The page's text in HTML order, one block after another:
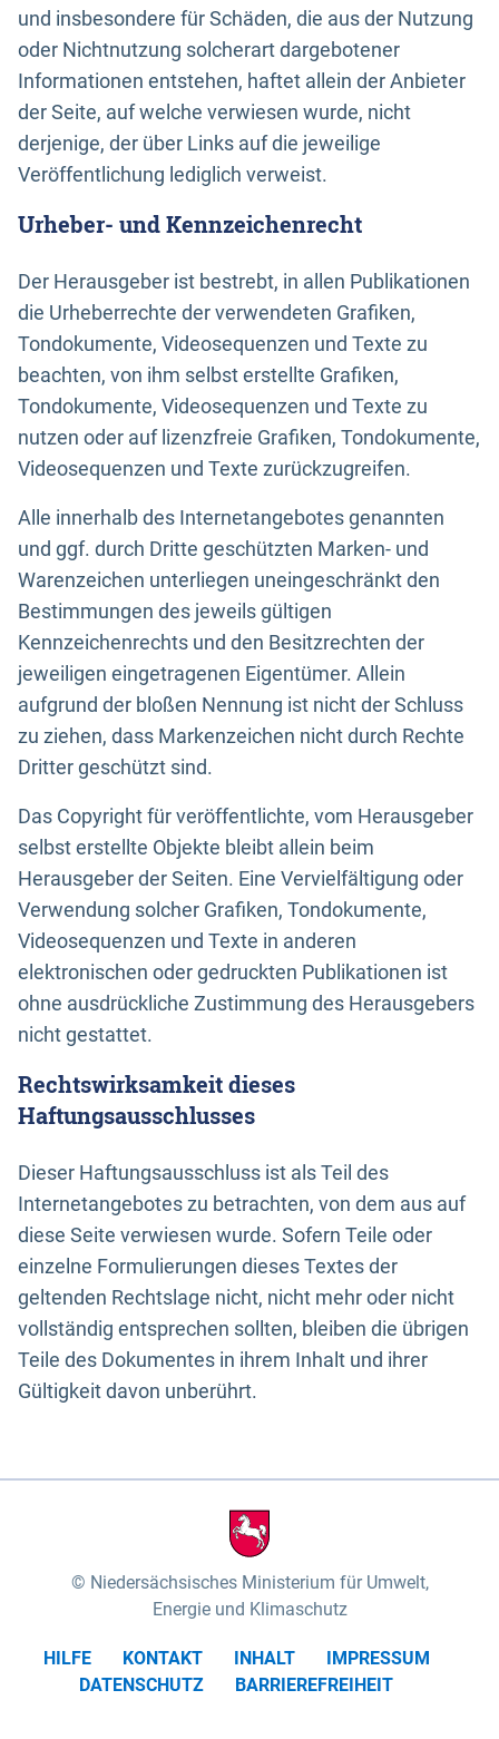
und insbesondere für Schäden, die aus der Nutzung
oder Nichtnutzung solcherart dargebotener
Informationen entstehen, haftet allein der Anbieter
der Seite, auf welche verwiesen wurde, nicht
derjenige, der über Links auf die jeweilige
Veröffentlichung lediglich verweist.
Urheber- und Kennzeichenrecht
Der Herausgeber ist bestrebt, in allen Publikationen
die Urheberrechte der verwendeten Grafiken,
Tondokumente, Videosequenzen und Texte zu
beachten, von ihm selbst erstellte Grafiken,
Tondokumente, Videosequenzen und Texte zu
nutzen oder auf lizenzfreie Grafiken, Tondokumente,
Videosequenzen und Texte zurückzugreifen.
Alle innerhalb des Internetangebotes genannten
und ggf. durch Dritte geschützten Marken- und
Warenzeichen unterliegen uneingeschränkt den
Bestimmungen des jeweils gültigen
Kennzeichenrechts und den Besitzrechten der
jeweiligen eingetragenen Eigentümer. Allein
aufgrund der bloßen Nennung ist nicht der Schluss
zu ziehen, dass Markenzeichen nicht durch Rechte
Dritter geschützt sind.
Das Copyright für veröffentlichte, vom Herausgeber
selbst erstellte Objekte bleibt allein beim
Herausgeber der Seiten. Eine Vervielfältigung oder
Verwendung solcher Grafiken, Tondokumente,
Videosequenzen und Texte in anderen
elektronischen oder gedruckten Publikationen ist
ohne ausdrückliche Zustimmung des Herausgebers
nicht gestattet.
Rechtswirksamkeit dieses
Haftungsausschlusses
Dieser Haftungsausschluss ist als Teil des
Internetangebotes zu betrachten, von dem aus auf
diese Seite verwiesen wurde. Sofern Teile oder
einzelne Formulierungen dieses Textes der
geltenden Rechtslage nicht, nicht mehr oder nicht
vollständig entsprechen sollten, bleiben die übrigen
Teile des Dokumentes in ihrem Inhalt und ihrer
Gültigkeit davon unberührt.
Niedersächsisches Ministerium für Umwelt,
Energie und Klimaschutz
HILFE KONTAKT INHALT
IMPRESSUM
DATENSCHUTZ
BARRIEREFREIHEIT